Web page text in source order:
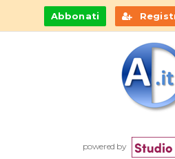
Abbonati
powered by